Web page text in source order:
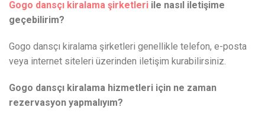
Gogo dansçı kiralama şirketleri ile nasıl iletişime
geçebilirim?
Gogo dansçı kiralama şirketleri genellikle telefon, e-posta
veya internet siteleri üzerinden iletişim kurabilirsiniz.
Gogo dansçı kiralama hizmetleri için ne zaman
rezervasyon yapmalıyım?